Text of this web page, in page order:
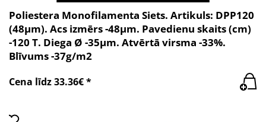
Poliestera Monofilamenta Siets. Artikuls: DPP120
(48µm). Acs izmērs -48µm. Pavedienu skaits (cm)
-120 T. Diega Ø -35µm. Atvērtā virsma -33%.
Blīvums -37g/m2
Cena līdz 33.36€ *